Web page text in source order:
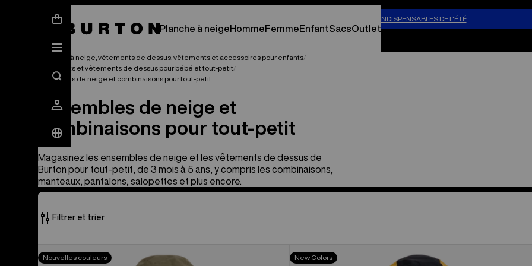
MAGASINER LES INDISPENSABLES DE L'ÉTÉ
Planche à neigeHommeFemmeEnfantSacsOutlet
Planches à neige, vêtements de dessus, vêtements et accessoires pour enfants
Vêtements et vêtements de dessus pour bébé et tout-petit
Ensembles de neige et combinaisons pour tout-petit
Ensembles de neige et
combinaisons pour tout-petit
Magasinez les ensembles de neige et les vêtements de dessus de
Burton pour tout-petit, de 3 mois à 5 ans, y compris les combinaisons,
manteaux, pantalons, salopettes et plus encore.
Filtrer et trier
4 produits
Burton
Nouvelles couleurs
Combinaison
New Colors